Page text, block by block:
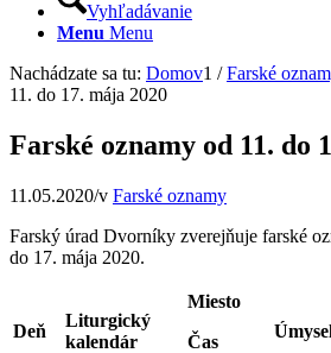
Vyhľadávanie
Menu Menu
Nachádzate sa tu: Domov1 / Farské
11. do 17. mája 2020
Farské oznamy od 11. do
11.05.2020/v Farské oznamy
Farský úrad Dvorníky zverejňuje farské
do 17. mája 2020.
Deň
Liturgický
kalendár
Miesto
Čas